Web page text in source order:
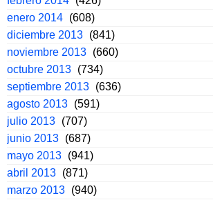
enero 2014 (608)
diciembre 2013 (841)
noviembre 2013 (660)
octubre 2013 (734)
septiembre 2013 (636)
agosto 2013 (591)
julio 2013 (707)
junio 2013 (687)
mayo 2013 (941)
abril 2013 (871)
marzo 2013 (940)